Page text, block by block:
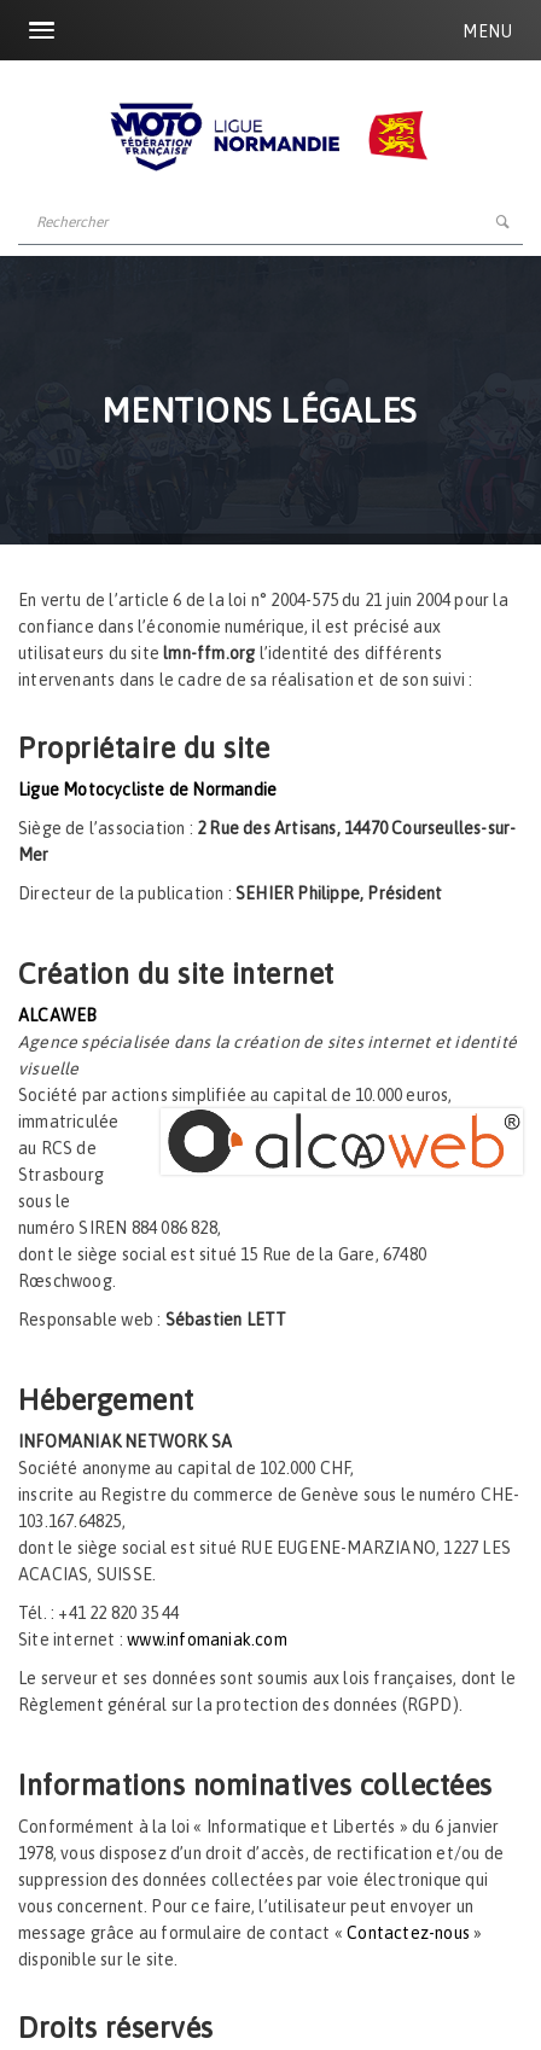
MENU
MENTIONS LÉGALES
En vertu de l’article 6 de la loi n° 2004-575 du 21 juin 2004 pour la
confiance dans l’économie numérique, il est précisé aux
utilisateurs du sitelmn-ffm.org l’identité des différents
intervenants dans le cadre de sa réalisation et de son suivi :
Propriétaire du site
Ligue Motocycliste de Normandie
Siège de l’association : 2 Rue des Artisans, 14470 Courseulles-sur-
Mer
Directeur de la publication : SEHIER Philippe, Président
Création du site internet
ALCAWEB
Agence spécialisée dans la création de sites internet et identité
visuelle
Société par actions simplifiée au capital de 10.000 euros,
immatriculée
au RCS de
Strasbourg
sous le
numéro SIREN 884 086 828,
dont le siège social est situé 15 Rue de la Gare, 67480
Rœschwoog.
Responsable web : Sébastien LETT
Hébergement
INFOMANIAK NETWORK SA
Société anonyme au capital de 102.000 CHF,
inscrite au Registre du commerce de Genève sous le numéro CHE-
103.167.64825,
dont le siège social est situé RUE EUGENE-MARZIANO, 1227 LES
ACACIAS, SUISSE.
Tél. : +41 22 820 35 44
Site internet :www.infomaniak.com
Le serveur et ses données sont soumis aux lois françaises, dont le
Règlement général sur la protection des données (RGPD).
Informations nominatives collectées
Conformément à la loi « Informatique et Libertés » du 6 janvier
1978, vous disposez d’un droit d’accès, de rectification et/ou de
suppression des données collectées par voie électronique qui
vous concernent. Pour ce faire, l’utilisateur peut envoyer un
message grâce au formulaire de contact «Contactez-nous »
disponible sur le site.
Droits réservés